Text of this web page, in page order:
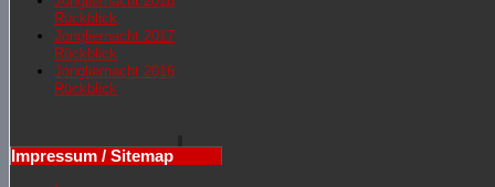
Rückblick
Jongliernacht 2017
Rückblick
Jongliernacht 2016
Rückblick
Impressum / Sitemap